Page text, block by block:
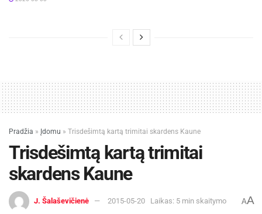
Pradžia » Įdomu » Trisdešimtą kartą trimitai skardens Kaune
Trisdešimtą kartą trimitai
skardens Kaune
J. Šalaševičienė 2015-05-20 Laikas: 5 min skaitymo AA